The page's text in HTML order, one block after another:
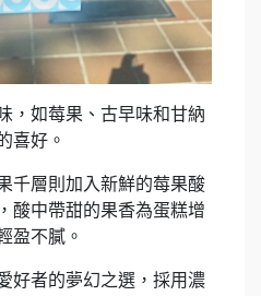
，如莓果、古早味和甘納
喜好。
千層則加入新鮮的莓果酸
酸中帶甜的果香為蛋糕增
盈不膩。
好者的夢幻之選，採用濃